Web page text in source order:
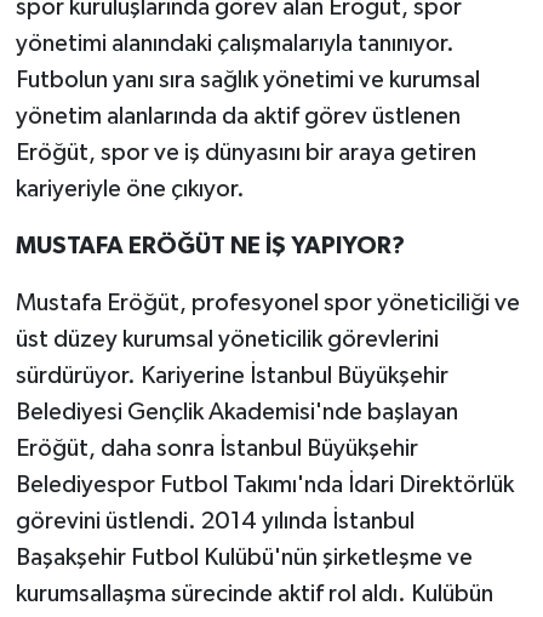
spor kuruluşlarında görev alan Eröğüt, spor
yönetimi alanındaki çalışmalarıyla tanınıyor.
Futbolun yanı sıra sağlık yönetimi ve kurumsal
yönetim alanlarında da aktif görev üstlenen
Eröğüt, spor ve iş dünyasını bir araya getiren
kariyeriyle öne çıkıyor.
MUSTAFA ERÖĞÜT NE İŞ YAPIYOR?
Mustafa Eröğüt, profesyonel spor yöneticiliği ve
üst düzey kurumsal yöneticilik görevlerini
sürdürüyor. Kariyerine İstanbul Büyükşehir
Belediyesi Gençlik Akademisi'nde başlayan
Eröğüt, daha sonra İstanbul Büyükşehir
Belediyespor Futbol Takımı'nda İdari Direktörlük
görevini üstlendi. 2014 yılında İstanbul
Başakşehir Futbol Kulübü'nün şirketleşme ve
kurumsallaşma sürecinde aktif rol aldı. Kulübün